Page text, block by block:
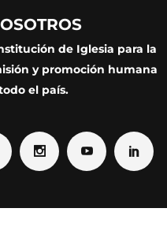
de Iglesia para la
y promoción humana
el país.